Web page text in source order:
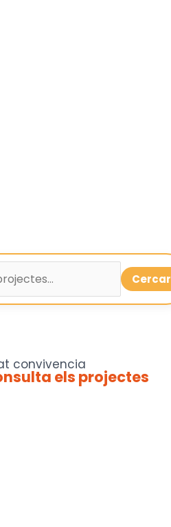
Cercar
els projectes